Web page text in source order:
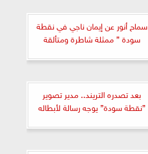
سماح أنور عن إيمان ناجي في نقطة
سودة ” ممثلة شاطرة ومتألقة
بعد تصدره التريند.. مدير تصوير
”نقطة سودة” يوجه رسالة لأبطاله